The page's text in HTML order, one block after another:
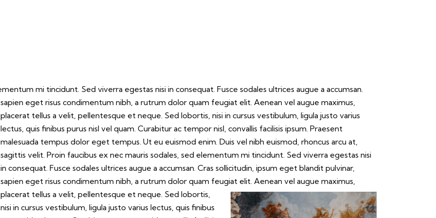
mi tincidunt. Sed viverra egestas nisi in consequat. Fusce sodales ultrices augue a accumsan.
eget risus condimentum nibh, a rutrum dolor quam feugiat elit. Aenean vel augue maximus,
placerat tellus a velit, pellentesque et neque. Sed lobortis, nisi in cursus vestibulum, ligula justo varius
lectus, quis finibus purus nisl vel quam. Curabitur ac tempor nisl, convallis facilisis ipsum. Praesent
malesuada tempus dolor eget tempus. Ut eu euismod enim. Duis vel nibh euismod, rhoncus arcu at,
sagittis velit. Proin faucibus ex nec mauris sodales, sed elementum mi tincidunt. Sed viverra egestas nisi
in consequat. Fusce sodales ultrices augue a accumsan. Cras sollicitudin, ipsum eget blandit pulvinar,
sapien eget risus condimentum nibh, a rutrum dolor quam feugiat elit. Aenean vel augue maximus,
placerat tellus a velit, pellentesque et neque. Sed lobortis,
nisi in cursus vestibulum, ligula justo varius lectus, quis finibus